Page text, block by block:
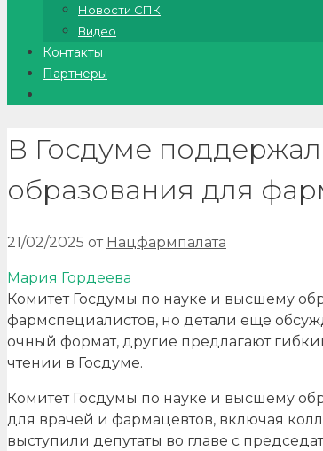
Новости СПК
Видео
Контакты
Партнеры
В Госдуме
образования для
21/02/2025 от Нацфармпалата
Мария Гордеева
Комитет Госдумы по науке и высшему
фармспециалистов, но детали еще
очный формат, другие предлагают
чтении в Госдуме.
Комитет Госдумы по науке и высшему
для врачей и фармацевтов, включая
выступили депутаты во главе с